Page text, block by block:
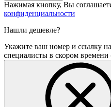
Нажимая кнопку, Вы
конфиденциальности
Нашли дешевле?
Укажите ваш номер и ссылку
специалисты в скором времени